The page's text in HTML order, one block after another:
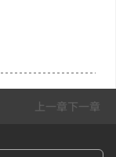
上一章下一章